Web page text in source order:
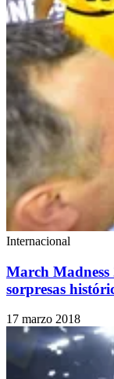
Internacional
March Madness
sorpresas
17 marzo 2018